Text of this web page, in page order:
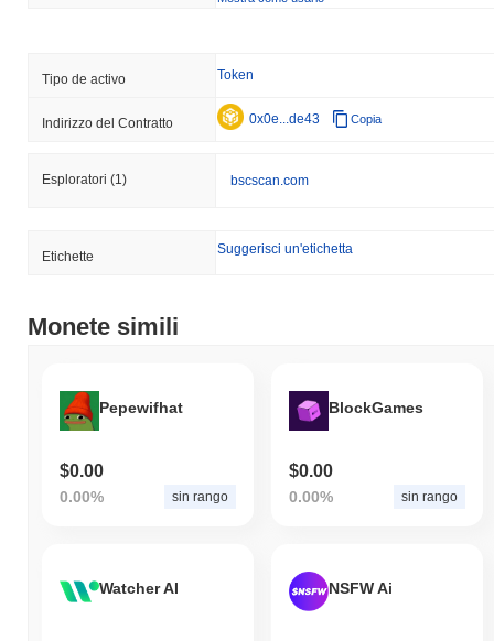
Tipo de activo Token
Indirizzo del Contratto 0x0e...de43 Copia
Esploratori (1) bscscan.com
Etichette Suggerisci un'etichetta
Monete simili
Pepewifhat
$0.00
0.00% sin rango
BlockGames
$0.00
0.00% sin rango
Watcher AI NSFW Ai